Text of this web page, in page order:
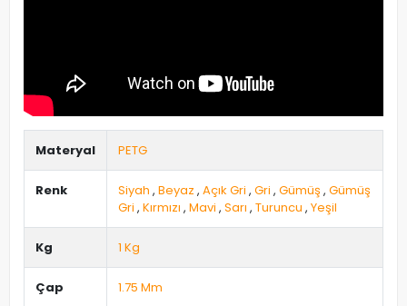
Materyal PETG
Renk Siyah , Beyaz , Açık Gri , Gri , Gümüş , Gümüş
Gri , Kırmızı , Mavi , Sarı , Turuncu , Yeşil
Kg 1 Kg
Çap 1.75 Mm